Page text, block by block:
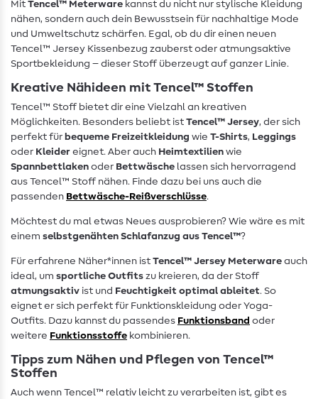
Mit Tencel™ Meterware kannst du nicht nur stylische Kleidung
nähen, sondern auch dein Bewusstsein für nachhaltige Mode
und Umweltschutz schärfen. Egal, ob du dir einen neuen
Tencel™ Jersey Kissenbezug zauberst oder atmungsaktive
Sportbekleidung – dieser Stoff überzeugt auf ganzer Linie.
Kreative Nähideen mit Tencel™ Stoffen
Tencel™ Stoff bietet dir eine Vielzahl an kreativen
Möglichkeiten. Besonders beliebt ist Tencel™ Jersey, der sich
perfekt für bequeme Freizeitkleidung wie T-Shirts, Leggings
oder Kleider eignet. Aber auch Heimtextilien wie
Spannbettlaken oder Bettwäsche lassen sich hervorragend
aus Tencel™ Stoff nähen. Finde dazu bei uns auch die
passenden Bettwäsche-Reißverschlüsse.
Möchtest du mal etwas Neues ausprobieren? Wie wäre es mit
einem selbstgenähten Schlafanzug aus Tencel™?
Für erfahrene Näher*innen ist Tencel™ Jersey Meterware auch
ideal, um sportliche Outfits zu kreieren, da der Stoff
atmungsaktiv ist und Feuchtigkeit optimal ableitet. So
eignet er sich perfekt für Funktionskleidung oder Yoga-
Outfits. Dazu kannst du passendes Funktionsband oder
weitere Funktionsstoffe kombinieren.
Tipps zum Nähen und Pflegen von Tencel™
Stoffen
Auch wenn Tencel™ relativ leicht zu verarbeiten ist, gibt es